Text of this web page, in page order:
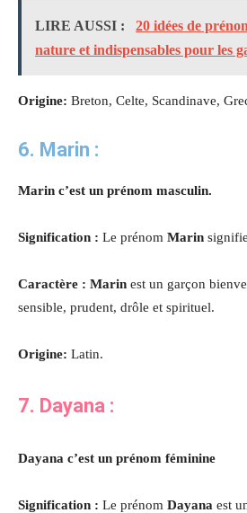
LIRE AUSSI :
20 idées de
nature et indispensables pour les
Origine: Breton, Celte, Scandinave,
6. Marin :
Marin c’est un prénom masculin.
Signification : Le prénom Marin
Caractère : Marin est un garçon
sensible, prudent, drôle et spirituel.
Origine: Latin.
7. Dayana :
Dayana c’est un prénom féminine
Signification : Le prénom Dayana est